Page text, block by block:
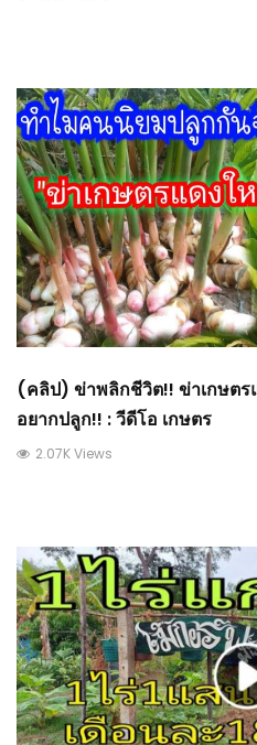
(คลิป) ข่าพลิกชีวิต!! ข่าเกษต
อยากปลูก!! : วีดีโอ เกษตร
2.07K Views